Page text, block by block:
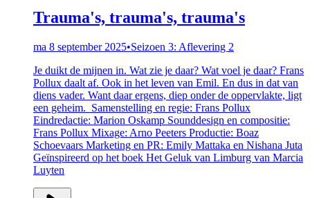
Trauma's, trauma's, trauma's
ma 8 september 2025•Seizoen 3: Aflevering 2
Je duikt de mijnen in. Wat zie je daar? Wat voel je daar? Frans
Pollux daalt af. Ook in het leven van Emil. En dus in dat van
diens vader. Want daar ergens, diep onder de oppervlakte, ligt
een geheim. Samenstelling en regie: Frans Pollux
Eindredactie: Marion Oskamp Sounddesign en compositie:
Frans Pollux Mixage: Arno Peeters Productie: Boaz
Schoevaars Marketing en PR: Emily Mattaka en Nishana Juta
Geïnspireerd op het boek Het Geluk van Limburg van Marcia
Luyten